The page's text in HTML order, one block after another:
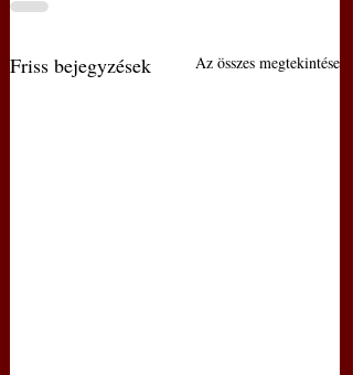
Friss bejegyzések Az összes megtekintése